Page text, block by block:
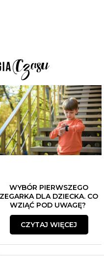
WYBÓR PIERWSZEGO
ZEGARKA DLA DZIECKA. CO
WZIĄĆ POD UWAGĘ?
CZYTAJ WIĘCEJ